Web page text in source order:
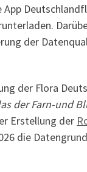
der
der Flora
der Farn-und
Erstellung der
die